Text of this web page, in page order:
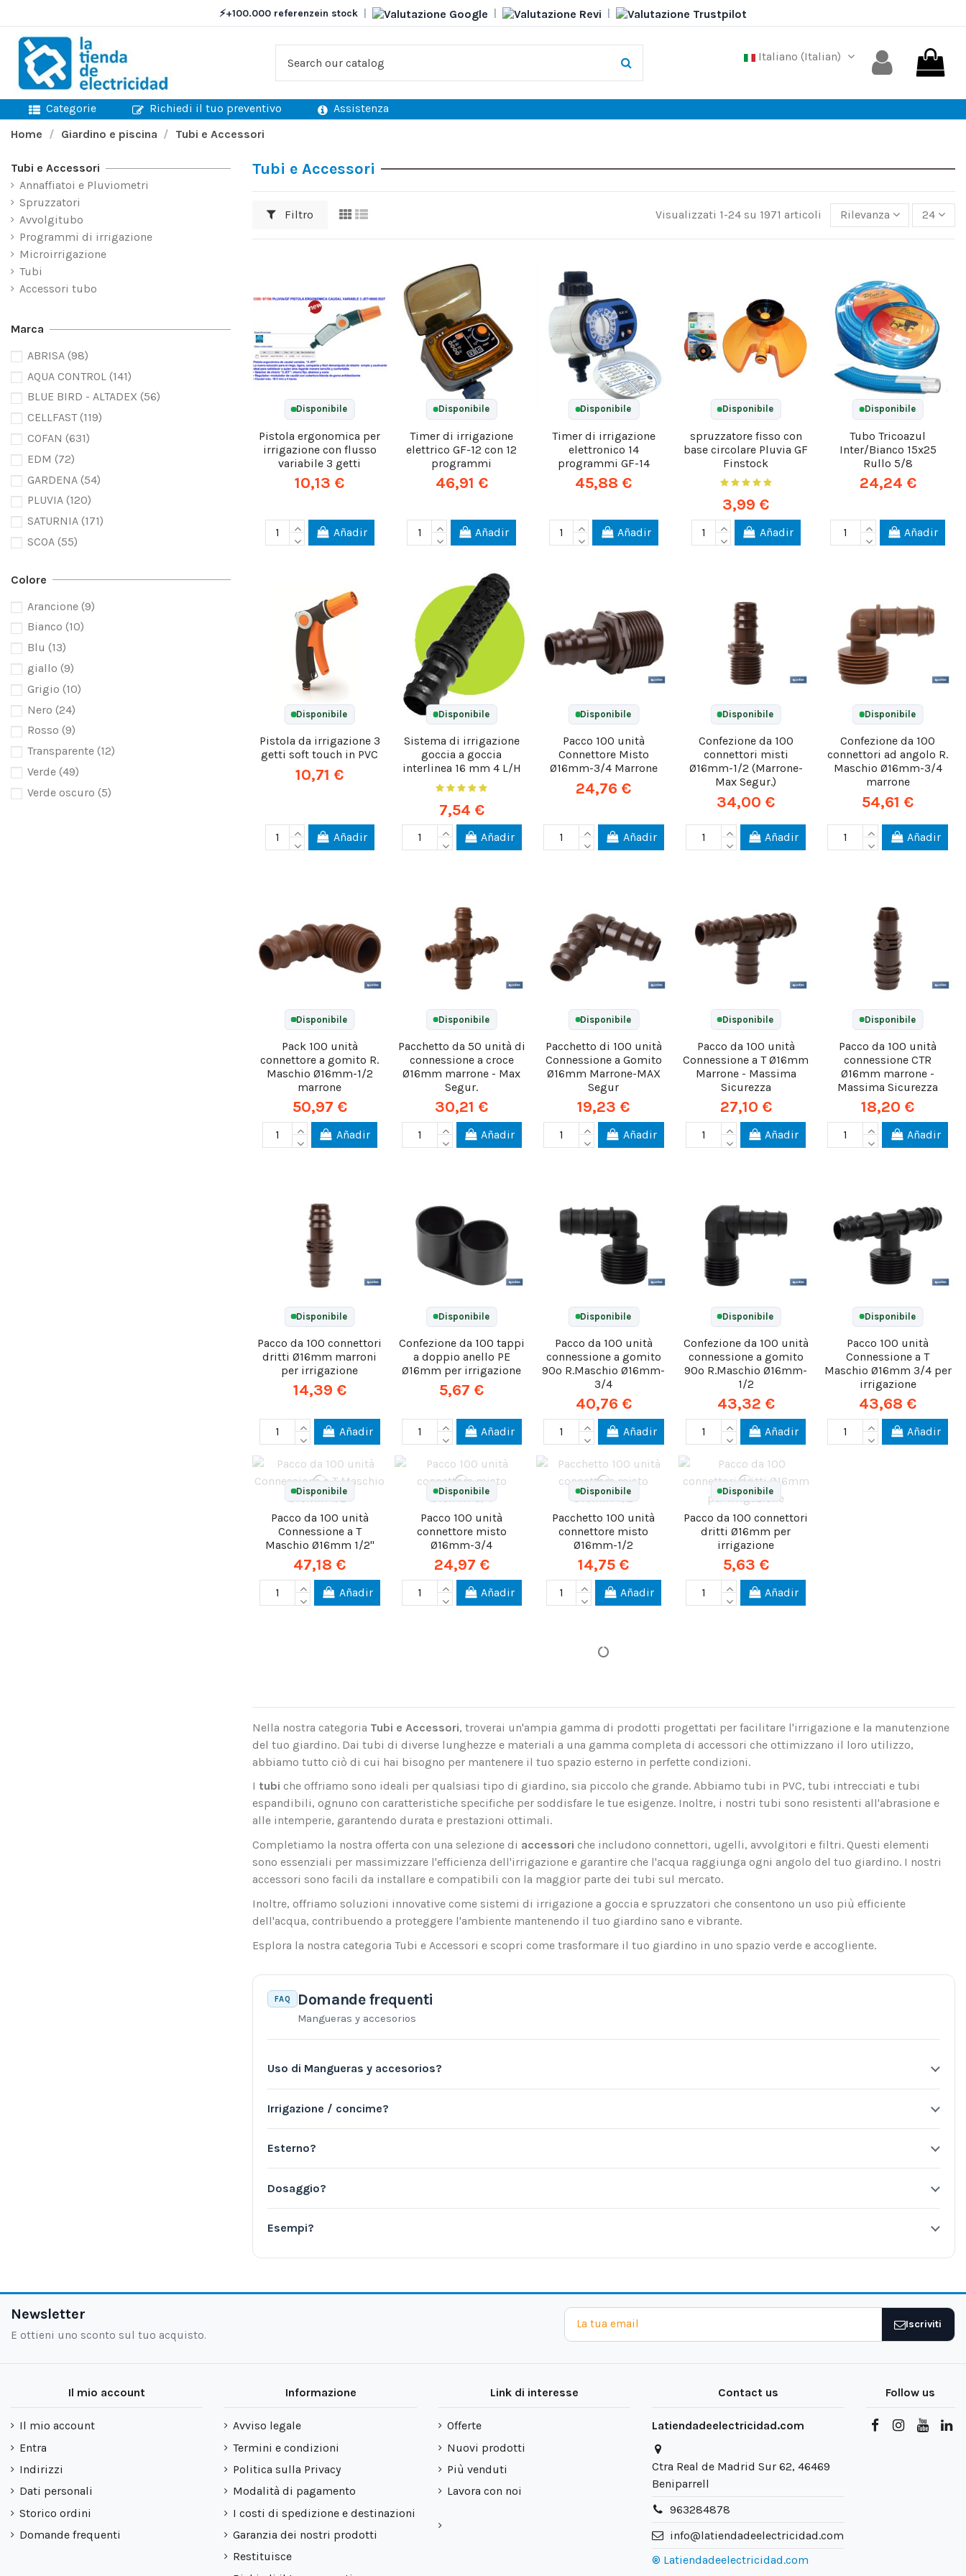
⚡+100.000 referenzein stock
Italiano (Italian)
Categorie Richiedi il tuo preventivo
Assistenza
Home
Giardino e piscina Tubi e Accessori
Tubi e Accessori
Filtro Visualizzati 1-24 su 1971 articoli Rilevanza 24
Disponibile
Pistola ergonomica per
irrigazione con flusso
variabile 3 getti
10,13 €
Añadir
Disponibile
Timer di irrigazione
elettrico GF-12 con 12
programmi
46,91 €
Añadir
Disponibile
Timer di irrigazione
elettronico 14
programmi GF-14
45,88 €
Añadir
Disponibile
spruzzatore fisso con
base circolare Pluvia GF
Finstock
3,99 €
Añadir
Disponibile
Tubo Tricoazul
Inter/Bianco 15x25
Rullo 5/8
24,24 €
Añadir
Disponibile
Pistola da irrigazione 3
getti soft touch in PVC
10,71 €
Añadir
Disponibile
Sistema di irrigazione
goccia a goccia
interlinea 16 mm 4 L/H
7,54 €
Añadir
Disponibile
Pacco 100 unità
Connettore Misto
Ø16mm-3/4 Marrone
24,76 €
Añadir
Disponibile
Confezione da 100
connettori misti
Ø16mm-1/2 (Marrone-
Max Segur.)
34,00 €
Añadir
Disponibile
Confezione da 100
connettori ad angolo R.
Maschio Ø16mm-3/4
marrone
54,61 €
Añadir
Disponibile
Pack 100 unità
connettore a gomito R.
Maschio Ø16mm-1/2
marrone
50,97 €
Añadir
Disponibile
Pacchetto da 50 unità di
connessione a croce
Ø16mm marrone - Max
Segur.
30,21 €
Añadir
Disponibile
Pacchetto di 100 unità
Connessione a Gomito
Ø16mm Marrone-MAX
Segur
19,23 €
Añadir
Disponibile
Pacco da 100 unità
Connessione a T Ø16mm
Marrone - Massima
Sicurezza
27,10 €
Añadir
Disponibile
Pacco da 100 unità
connessione CTR
Ø16mm marrone -
Massima Sicurezza
18,20 €
Añadir
Disponibile
Pacco da 100 connettori
dritti Ø16mm marroni
per irrigazione
14,39 €
Añadir
Disponibile
Confezione da 100 tappi
a doppio anello PE
Ø16mm per irrigazione
5,67 €
Añadir
Disponibile
Pacco da 100 unità
connessione a gomito
90º R.Maschio Ø16mm-
3/4
40,76 €
Añadir
Disponibile
Confezione da 100 unità
connessione a gomito
90º R.Maschio Ø16mm-
1/2
43,32 €
Añadir
Disponibile
Pacco 100 unità
Connessione a T
Maschio Ø16mm 3/4 per
irrigazione
43,68 €
Añadir
Disponibile
Pacco da 100 unità
Connessione a T
Maschio Ø16mm 1/2"
47,18 €
Añadir
Disponibile
Pacco 100 unità
connettore misto
Ø16mm-3/4
24,97 €
Añadir
Disponibile
Pacchetto 100 unità
connettore misto
Ø16mm-1/2
14,75 €
Añadir
Disponibile
Pacco da 100 connettori
dritti Ø16mm per
irrigazione
5,63 €
Añadir
Nella nostra categoria Tubi e Accessori, troverai un'ampia gamma di prodotti progettati per facilitare l'irrigazione e la manutenzione
del tuo giardino. Dai tubi di diverse lunghezze e materiali a una gamma completa di accessori che ottimizzano il loro utilizzo,
abbiamo tutto ciò di cui hai bisogno per mantenere il tuo spazio esterno in perfette condizioni.
I tubi che offriamo sono ideali per qualsiasi tipo di giardino, sia piccolo che grande. Abbiamo tubi in PVC, tubi intrecciati e tubi
espandibili, ognuno con caratteristiche specifiche per soddisfare le tue esigenze. Inoltre, i nostri tubi sono resistenti all'abrasione e
alle intemperie, garantendo durata e prestazioni ottimali.
Completiamo la nostra offerta con una selezione di accessori che includono connettori, ugelli, avvolgitori e filtri. Questi elementi
sono essenziali per massimizzare l'efficienza dell'irrigazione e garantire che l'acqua raggiunga ogni angolo del tuo giardino. I nostri
accessori sono facili da installare e compatibili con la maggior parte dei tubi sul mercato.
Inoltre, offriamo soluzioni innovative come sistemi di irrigazione a goccia e spruzzatori che consentono un uso più efficiente
dell'acqua, contribuendo a proteggere l'ambiente mantenendo il tuo giardino sano e vibrante.
Esplora la nostra categoria Tubi e Accessori e scopri come trasformare il tuo giardino in uno spazio verde e accogliente.
FAQ Domande frequenti
Mangueras y accesorios
Uso di Mangueras y accesorios?
Irrigazione / concime?
Esterno?
Dosaggio?
Esempi?
Tubi e Accessori
Annaffiatoi e Pluviometri
Spruzzatori
Avvolgitubo
Programmi di irrigazione
Microirrigazione
Tubi
Accessori tubo
Marca
ABRISA (98)
AQUA CONTROL (141)
BLUE BIRD - ALTADEX (56)
CELLFAST (119)
COFAN (631)
EDM (72)
GARDENA (54)
PLUVIA (120)
SATURNIA (171)
SCOA (55)
Colore
Arancione (9)
Bianco (10)
Blu (13)
giallo (9)
Grigio (10)
Nero (24)
Rosso (9)
Transparente (12)
Verde (49)
Verde oscuro (5)
Newsletter
E ottieni uno sconto sul tuo acquisto.
Iscriviti
Il mio account
Il mio account
Entra
Indirizzi
Dati personali
Storico ordini
Domande frequenti
Informazione
Avviso legale
Termini e condizioni
Politica sulla Privacy
Modalità di pagamento
I costi di spedizione e destinazioni
Garanzia dei nostri prodotti
Restituisce
Link di interesse
Offerte
Nuovi prodotti
Più venduti
Lavora con noi
Contact us
Latiendadeelectricidad.com
Ctra Real de Madrid Sur 62, 46469
Beniparrell
963284878
info@latiendadeelectricidad.com
® Latiendadeelectricidad.com
Follow us